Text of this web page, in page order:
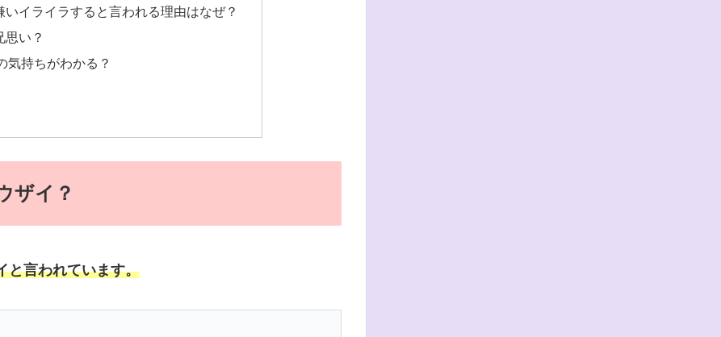
イライラすると言われる理由はなぜ？
い？
気持ちがわかる？
ザイ？
と言われています。